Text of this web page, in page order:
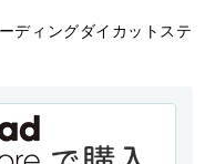
ディングダイカットステ